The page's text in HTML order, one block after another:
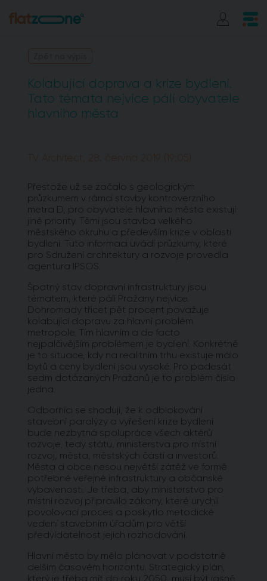
Kolabující doprava a krize bydlení.
Tato témata nejvíce pálí obyvatele
hlavního města
TV Architect, 28. června 2019 (19:05)
Přestože už se začalo s geologickým
průzkumem v rámci stavby kontroverzního
metra D, pro obyvatele hlavního města existují
jiné priority. Těmi jsou stavba velkého
městského okruhu a především krize v oblasti
bydlení. Tuto informaci uvádí průzkumy, které
pro Sdružení architektury a rozvoje provedla
agentura IPSOS.
Špatný stav dopravní infrastruktury jsou
tématem, které pálí Pražany nejvíce.
Dohromady třicet pět procent považuje
kolabující dopravu za hlavní problém
metropole. Tím hlavním a de facto
nejpalčivějším problémem je bydlení. Konkrétně
je to situace, kdy na realitním trhu existuje málo
bytů a ceny bydlení jsou vysoké. Pro padesát
sedm dotázaných Pražanů je to problém číslo
jedna.
Odborníci se shodují, že k odblokování
stavební paralýzy a vyřešení krize bydlení
bude nezbytná spolupráce všech aktérů
rozvoje, tedy státu, ministerstva pro místní
rozvoj, města, městských částí a investorů.
Města a obce nesou největší zátěž ve formě
potřebné veřejné infrastruktury a občanské
vybavenosti. Je třeba, aby ministerstvo pro
místní rozvoj připravilo zákony, které urychlí
povolovací proces a poskytlo metodické
vedení stavebním úřadům pro větší
předvídatelnost jejich rozhodování.
Hlavní město by mělo plánovat v podstatně
delším časovém horizontu. Strategický plán,
který je třeba mít do roku 2050, musí být jasně